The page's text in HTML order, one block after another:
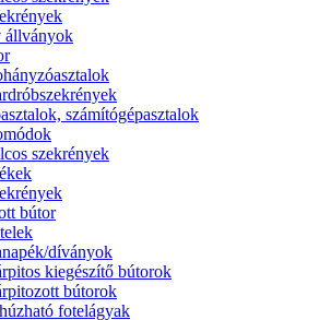
állványok
számítógépasztalok
szekrények
bútor
díványok
kiegészítő bútorok
bútorok
fotelágyak